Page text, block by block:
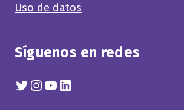
Uso de datos
Síguenos en redes
Twitter
Instagram
YouTube
Linkedin